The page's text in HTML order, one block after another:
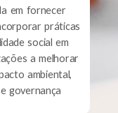
em fornecer
práticas
social em
a melhorar
ambiental,
governança